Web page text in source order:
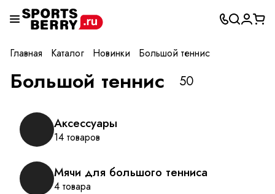
Главная Каталог Новинки Большой теннис
Большой теннис 50
Аксессуары
14 товаров
Мячи для большого тенниса
4 товара